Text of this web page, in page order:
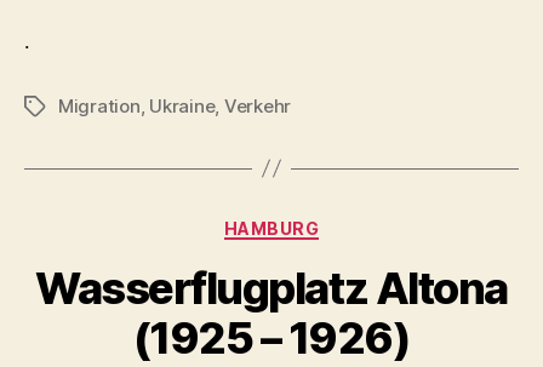
.
Schlagwörter
Migration Ukraine, Verkehr
Kategorien
HAMBURG
Wasserflugplatz Altona
(1925 – 1926)